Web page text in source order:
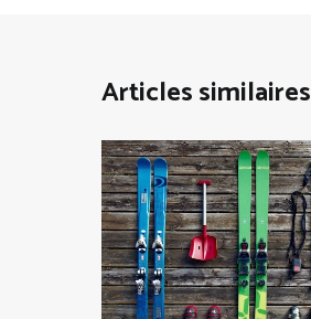
Articles similaires